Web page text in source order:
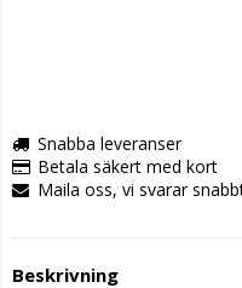
Snabba leveranser
Betala säkert med kort
Maila oss, vi svarar
Beskrivning